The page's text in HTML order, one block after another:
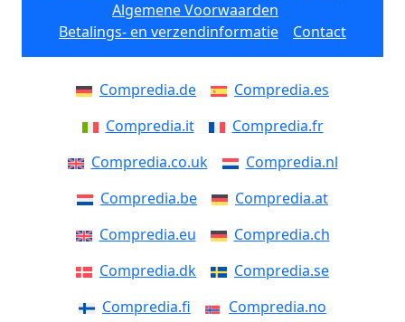
Algemene Voorwaarden
Betalings- en verzendinformatie
Contact
Compredia.de
Compredia.es
Compredia.it
Compredia.fr
Compredia.co.uk
Compredia.nl
Compredia.be
Compredia.at
Compredia.eu
Compredia.ch
Compredia.dk
Compredia.se
Compredia.fi
Compredia.no